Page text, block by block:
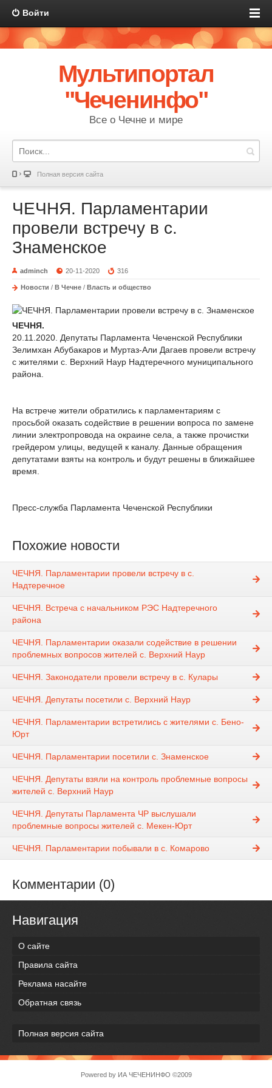
Войти
Мультипортал
"Чеченинфо"
Все о Чечне и мире
Полная версия сайта
ЧЕЧНЯ. Парламентарии
провели встречу в с.
Знаменское
adminch 20-11-2020 316
Новости / В Чечне / Власть и общество
ЧЕЧНЯ.
20.11.2020. Депутаты Парламента Чеченской Республики
Зелимхан Абубакаров и Муртаз-Али Дагаев провели встречу
с жителями с. Верхний Наур Надтеречного муниципального
района.
На встрече жители обратились к парламентариям с
просьбой оказать содействие в решении вопроса по замене
линии электропровода на окраине села, а также прочистки
грейдером улицы, ведущей к каналу. Данные обращения
депутатами взяты на контроль и будут решены в ближайшее
время.
Пресс-служба Парламента Чеченской Республики
Похожие новости
ЧЕЧНЯ. Парламентарии провели встречу в с.
Надтеречное
ЧЕЧНЯ. Встреча с начальником РЭС Надтеречного
района
ЧЕЧНЯ. Парламентарии оказали содействие в решении
проблемных вопросов жителей с. Верхний Наур
ЧЕЧНЯ. Законодатели провели встречу в с. Кулары
ЧЕЧНЯ. Депутаты посетили с. Верхний Наур
ЧЕЧНЯ. Парламентарии встретились с жителями с. Бено-
Юрт
ЧЕЧНЯ. Парламентарии посетили с. Знаменское
ЧЕЧНЯ. Депутаты взяли на контроль проблемные вопросы
жителей с. Верхний Наур
ЧЕЧНЯ. Депутаты Парламента ЧР выслушали
проблемные вопросы жителей с. Мекен-Юрт
ЧЕЧНЯ. Парламентарии побывали в с. Комарово
Комментарии (0)
Навигация
О сайте
Правила сайта
Реклама насайте
Обратная связь
Полная версия сайта
Powered by ИА ЧЕЧЕНИНФО ©2009